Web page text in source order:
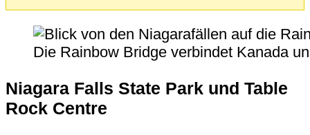
Die Rainbow Bridge verbindet Kanada
Niagara Falls State Park und Table
Rock Centre